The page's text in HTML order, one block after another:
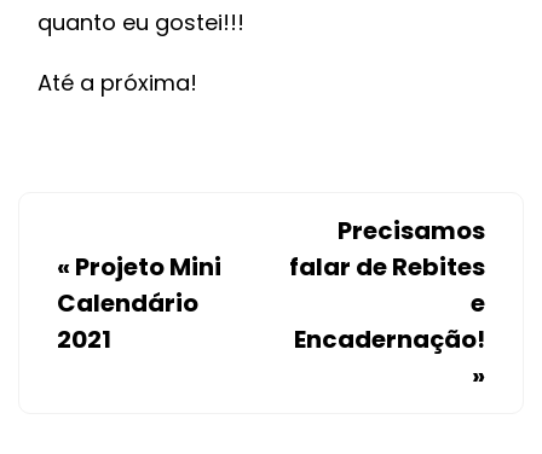
quanto eu gostei!!!
Até a próxima!
« Projeto Mini
Calendário
2021
Precisamos
falar de Rebites
e
Encadernação!
»